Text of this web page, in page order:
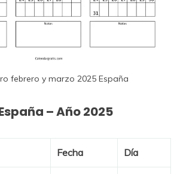
febrero y marzo 2025 España
– Año 2025
Fecha Día